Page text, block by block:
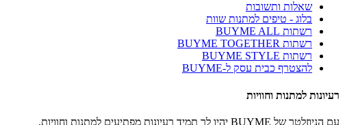
שאלות ותשובות
בלוג - טיפים למתנות שוות
רשתות BUYME ALL
רשתות BUYME TOGETHER
רשתות BUYME STYLE
להצטרף כבית עסק ל-BUYME
רעיונות למתנות וחוויות
עם הניוזלטר של BUYME יהיו לך תמיד רעיונות מפתיעים למתנות וחוויות.